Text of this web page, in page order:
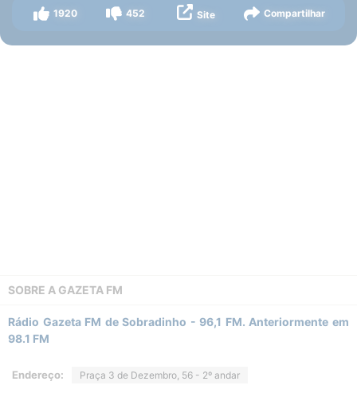
1920 452 Site Compartilhar
SOBRE A GAZETA FM
Rádio Gazeta FM de Sobradinho - 96,1 FM. Anteriormente em
98.1 FM
Endereço: Praça 3 de Dezembro, 56 - 2º andar